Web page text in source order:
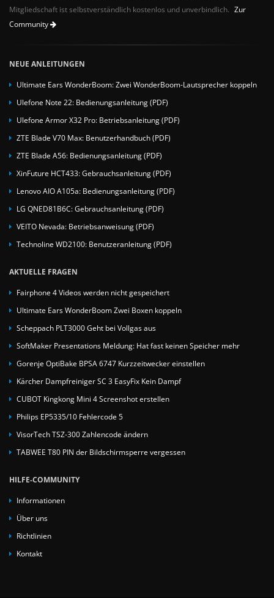
Mitgliedschaft ist selbstverständlich kostenlos und unverbindlich. Zur
Community
NEUE ANLEITUNGEN
Ultimate Ears WonderBoom: Zwei WonderBoom-Lautsprecher koppeln
Ulefone Note 22: Bedienungsanleitung (PDF)
Ulefone Armor X32 Pro: Betriebsanleitung (PDF)
ZTE Blade V70 Max: Benutzerhandbuch (PDF)
ZTE Blade A56: Bedienungsanleitung (PDF)
XinFuture HCT433: Gebrauchsanleitung (PDF)
Lenovo AIO A105a: Bedienungsanleitung (PDF)
LG QNED81B6C: Gebrauchsanleitung (PDF)
VEITO Nevada: Betriebsanweisung (PDF)
Technoline WD2100: Benutzeranleitung (PDF)
AKTUELLE FRAGEN
Fairphone 4 Videos werden nicht gespeichert
Ultimate Ears WonderBoom Zwei Boxen koppeln
Scheppach PLT3000 Geht bei Vollgas aus
SoftMaker Presentations Meldung: Hat fast keinen Speicher mehr
Gorenje OptiBake BPSA 6747 Kurzzeitwecker einstellen
Kärcher Dampfreiniger SC 3 EasyFix Kein Dampf
CUBOT Kingkong Mini 4 Screenshot erstellen
Philips EP5335/10 Fehlercode 5
VisorTech TSZ-300 Zahlencode ändern
TABWEE T80 PIN der Bildschirmsperre vergessen
HILFE-COMMUNITY
Informationen
Über uns
Richtlinien
Kontakt